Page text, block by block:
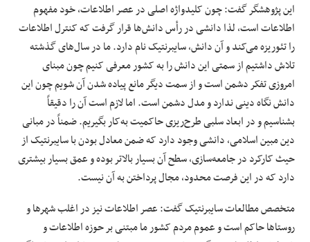
این پژوهشگر گفت: چون کلیدواژه اصلی در عصر اطلاعات، خود مفهوم
اطلاعات است، لذا دانشی در رأس دانش‌ها قرار گرفت که کنترل اطلاعات
را تئوریزه می‌کند و آن دانش، سایبرنتیک نام دارد. ما در سال‌های گذشته
تلاش داشتیم از سمتی این دانش را به کشور معرفی کنیم چون مبنای
امروزی تفکر دشمن است و از سمت دیگر مانع پیاده شدن آن شویم چون این
دانش نگاه دینی ندارد و مدل دشمن است. اما لازم است آن را دقیقاً
بشناسیم و در ابعاد سلبی طرح‌ریزی حاکمیت به‌کار بگیریم. ضمناً در مبانی
دین مبین اسلامی، دانشی وجود دارد که ضمن معادل بودن با سایبرنتیک از
حیث کارکرد در جامعه‌سازی، سطح آن بسیار بالاتر بوده و عمق بسیار بیشتری
دارد که در این فرصت محدود، مجال پرداختن به آن نیست.
متخصص مطالعات سایبرنتیک گفت: عصر اطلاعات نیز در اغلب شهرها و
روستاها حاکم است و عموم مردم کشور ما مبتنی بر حوزه اطلاعات و